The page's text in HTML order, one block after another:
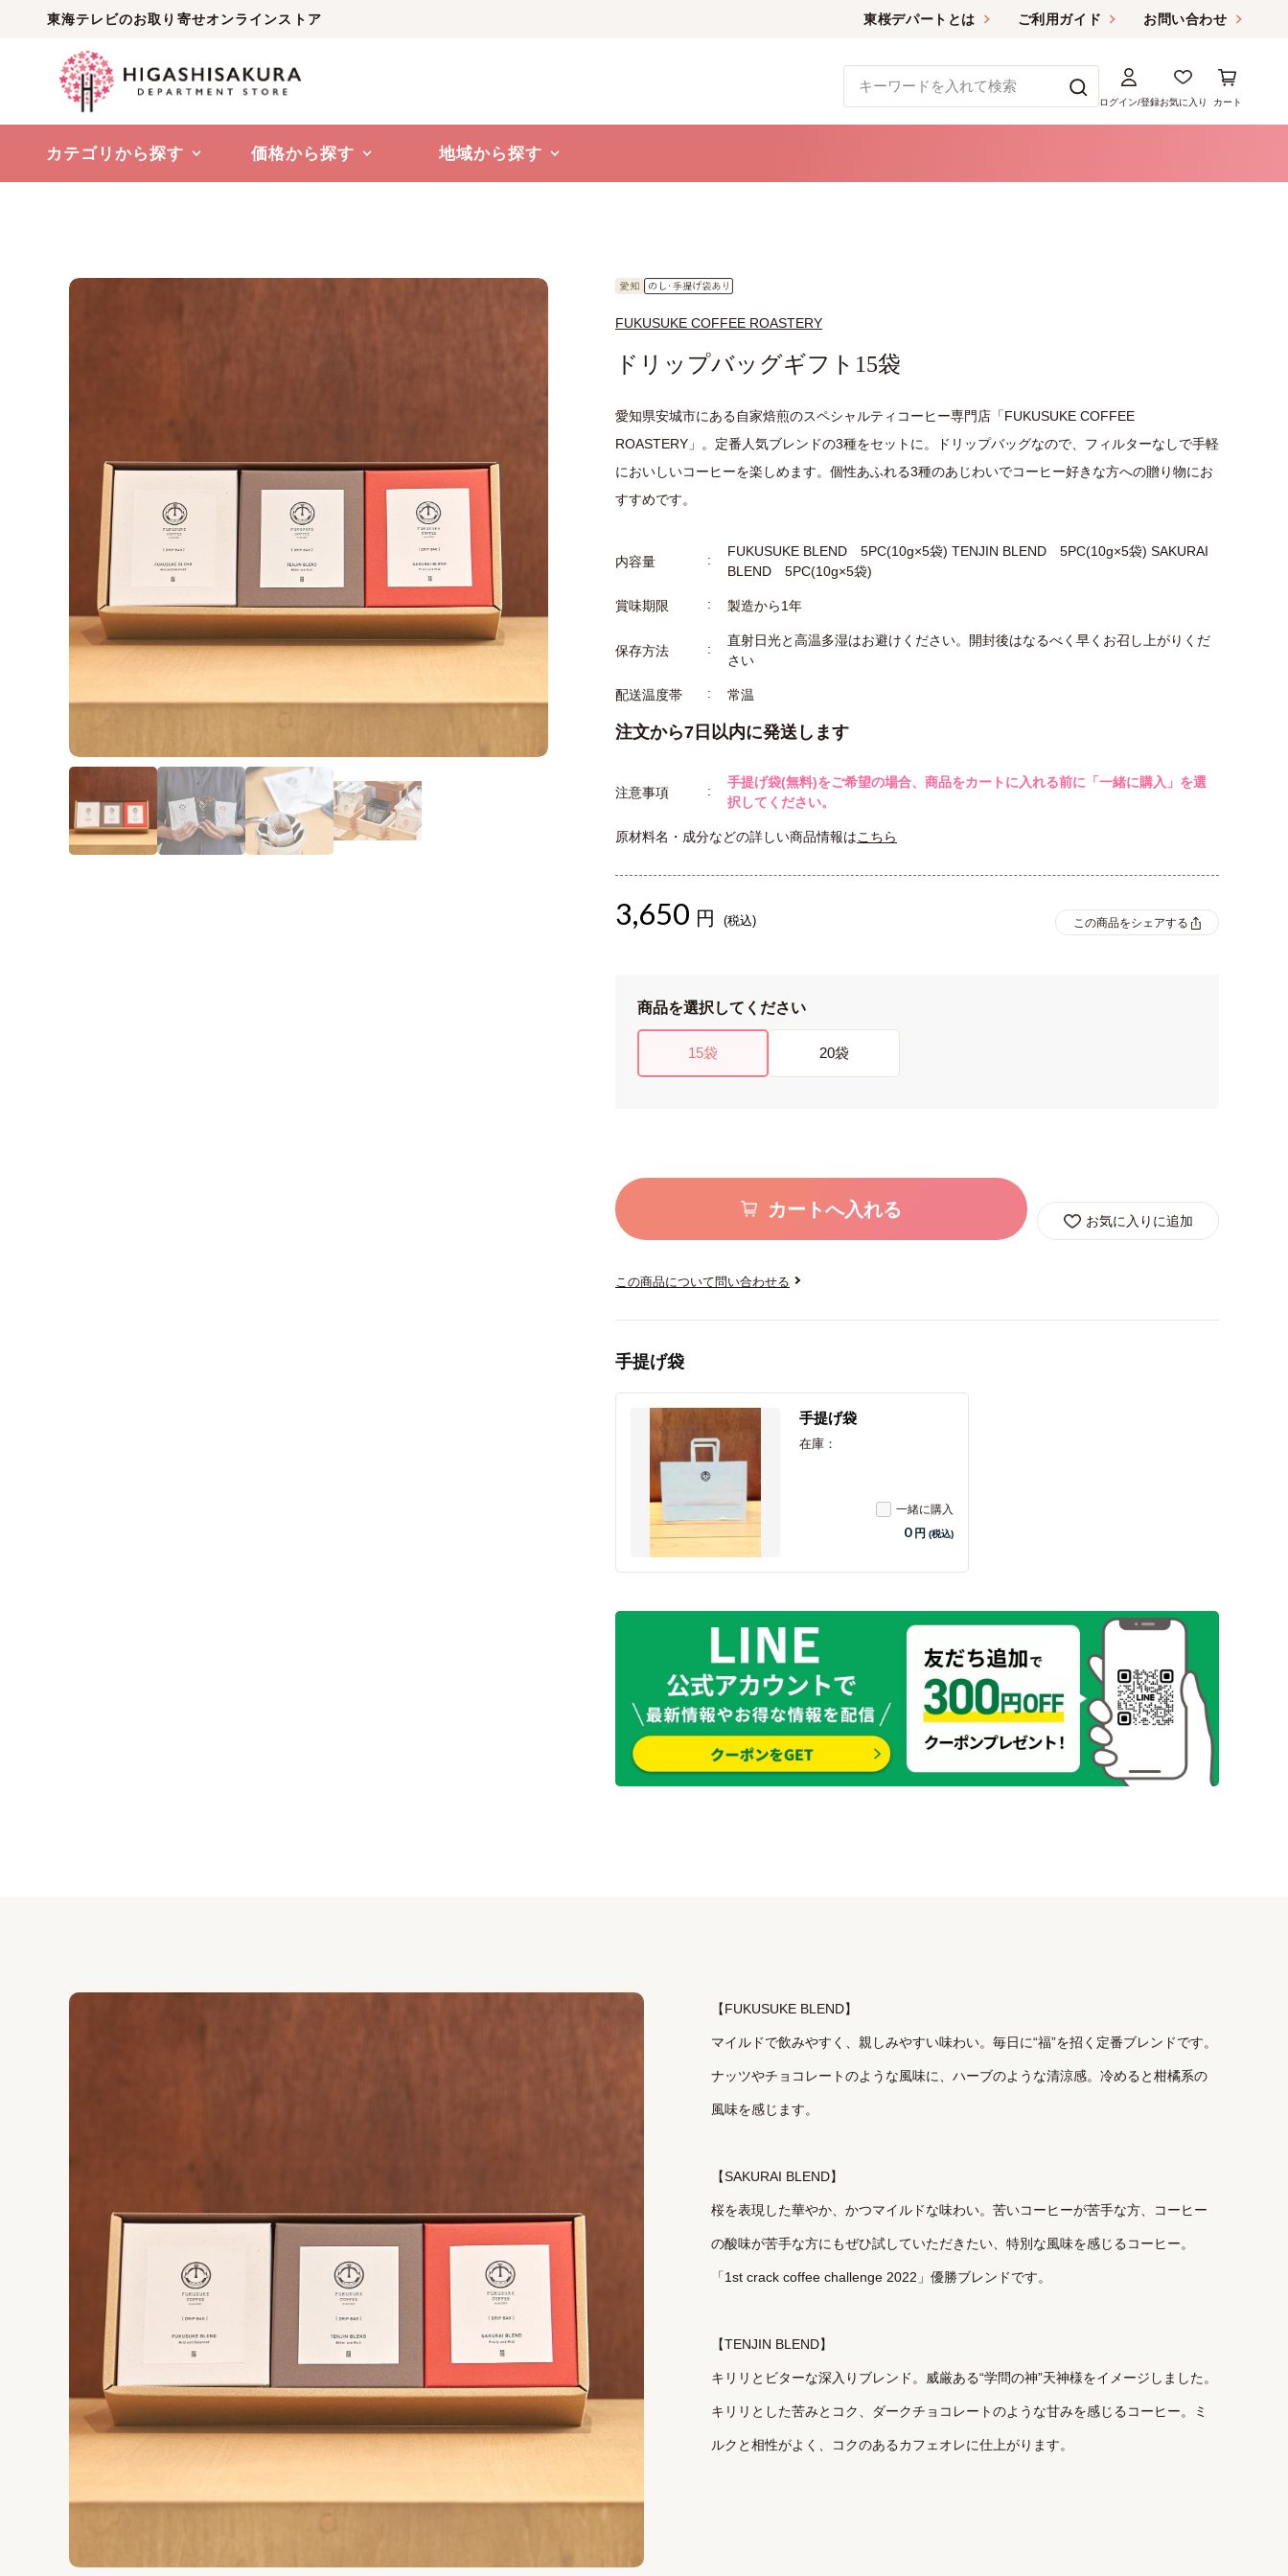
東海テレビのお取り寄せオンラインストア 東桜デパートとは ご利用ガイド お問い合わせ
ログイン/登録お気に入り カート
カテゴリから探す 価格から探す 地域から探す
FUKUSUKE COFFEE ROASTERY
ドリップバッグギフト15袋
愛知県安城市にある自家焙煎のスペシャルティコーヒー専門店「FUKUSUKE COFFEE
ROASTERY」。定番人気ブレンドの3種をセットに。ドリップバッグなので、フィルターなしで手軽
においしいコーヒーを楽しめます。個性あふれる3種のあじわいでコーヒー好きな方への贈り物にお
すすめです。
内容量
FUKUSUKE BLEND 5PC(10g×5袋) TENJIN BLEND 5PC(10g×5袋) SAKURAI
BLEND 5PC(10g×5袋)
賞味期限 製造から1年
保存方法
直射日光と高温多湿はお避けください。開封後はなるべく早くお召し上がりくだ
さい
配送温度帯 常温
注文から7日以内に発送します
注意事項
手提げ袋(無料)をご希望の場合、商品をカートに入れる前に「一緒に購入」を選
択してください。
原材料名・成分などの詳しい商品情報はこちら
3,650 円 (税込) この商品をシェアする
商品を選択してください
15袋 20袋
カートへ入れる
お気に入りに追加
この商品について問い合わせる
手提げ袋
手提げ袋
在庫：
一緒に購入
0 円 (税込)
【FUKUSUKE BLEND】
マイルドで飲みやすく、親しみやすい味わい。毎日に“福”を招く定番ブレンドです。
ナッツやチョコレートのような風味に、ハーブのような清涼感。冷めると柑橘系の
風味を感じます。
【SAKURAI BLEND】
桜を表現した華やか、かつマイルドな味わい。苦いコーヒーが苦手な方、コーヒー
の酸味が苦手な方にもぜひ試していただきたい、特別な風味を感じるコーヒー。
「1st crack coffee challenge 2022」優勝ブレンドです。
【TENJIN BLEND】
キリリとビターな深入りブレンド。威厳ある“学問の神”天神様をイメージしました。
キリリとした苦みとコク、ダークチョコレートのような甘みを感じるコーヒー。ミ
ルクと相性がよく、コクのあるカフェオレに仕上がります。